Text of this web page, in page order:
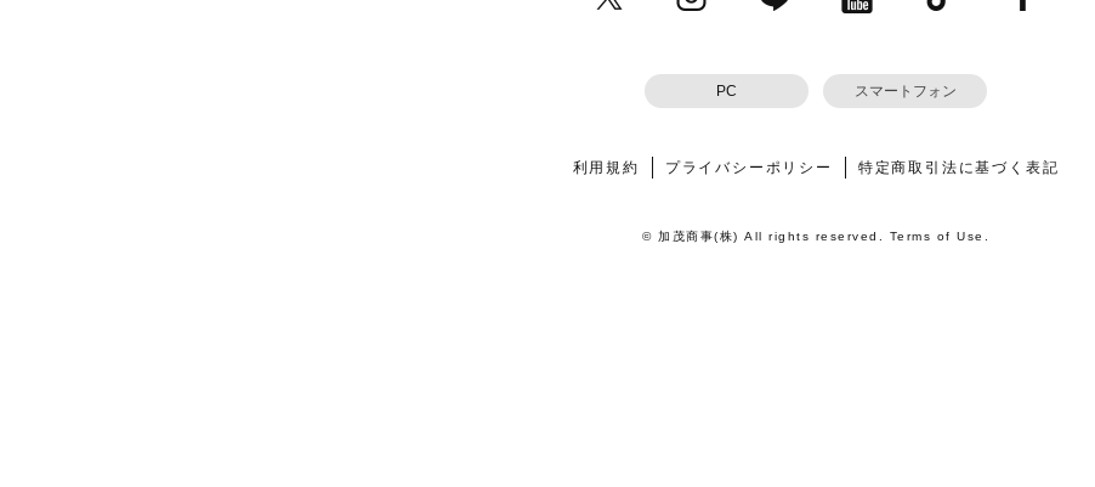
PC スマートフォン
利用規約 プライバシーポリシー 特定商取引法に基づく表記
© 加茂商事(株) All rights reserved. Terms of Use.